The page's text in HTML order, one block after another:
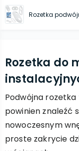
Rozetka
Rozetka do
Podwójna
powinien znaleźć
nowoczesnym
proste zakrycie